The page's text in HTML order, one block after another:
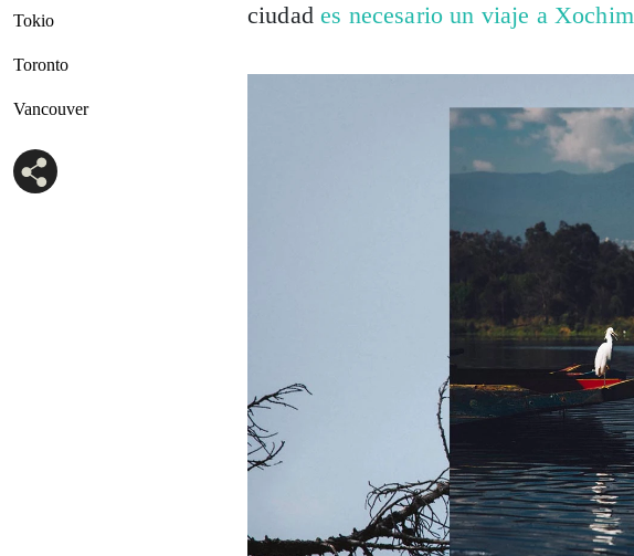
Tokio
Toronto
Vancouver
ciudades necesario un viaje a